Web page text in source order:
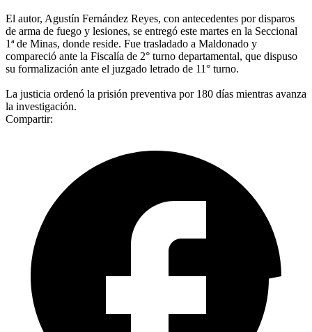
El autor, Agustín Fernández Reyes, con antecedentes por disparos
de arma de fuego y lesiones, se entregó este martes en la Seccional
1ª de Minas, donde reside. Fue trasladado a Maldonado y
compareció ante la Fiscalía de 2° turno departamental, que dispuso
su formalización ante el juzgado letrado de 11° turno.
La justicia ordenó la prisión preventiva por 180 días mientras avanza
la investigación.
Compartir: